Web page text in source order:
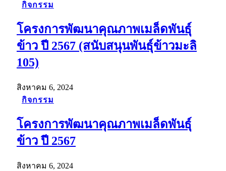
กิจกรรม
โครงการพัฒนาคุณภาพเมล็ดพันธุ์
ข้าว ปี 2567 (สนับสนุนพันธุ์ข้าวมะลิ
105)
สิงหาคม 6, 2024
กิจกรรม
โครงการพัฒนาคุณภาพเมล็ดพันธุ์
ข้าว ปี 2567
สิงหาคม 6, 2024